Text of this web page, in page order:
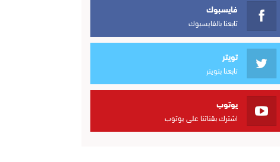
فايسبوك
تابعنا بالفايسبوك
تويتر
تابعنا بتويتر
يوتوب
اشترك بقناتنا على يوتوب